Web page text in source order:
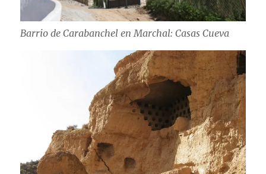
Barrio de Carabanchel en Marchal: Casas Cueva